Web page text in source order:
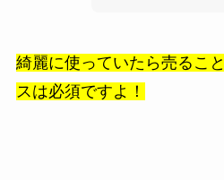
綺麗に使っていたら売るこ
スは必須ですよ！